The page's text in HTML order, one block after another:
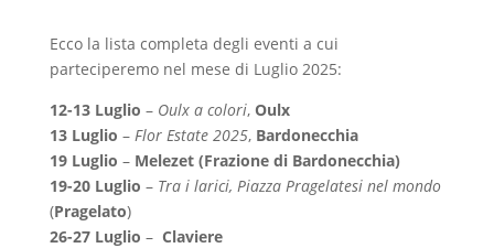
Ecco la lista completa degli eventi a cui
parteciperemo nel mese di Luglio 2025:
12-13 Luglio – Oulx a colori, Oulx
13 Luglio – Flor Estate 2025, Bardonecchia
19 Luglio – Melezet (Frazione di Bardonecchia)
19-20 Luglio – Tra i larici, Piazza Pragelatesi nel mondo
(Pragelato)
26-27 Luglio – Claviere